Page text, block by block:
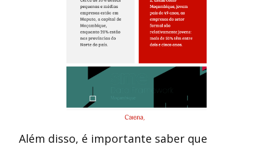
Além disso, é importante saber que